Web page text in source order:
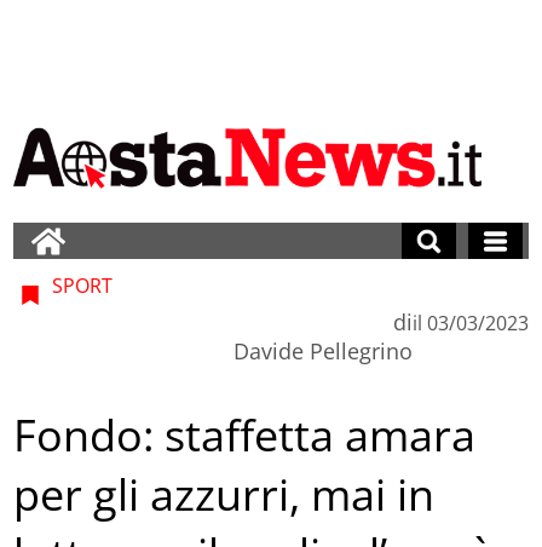
SPORT
di
Davide Pellegrino
il 03/03/2023
Fondo: staffetta amara
per gli azzurri, mai in